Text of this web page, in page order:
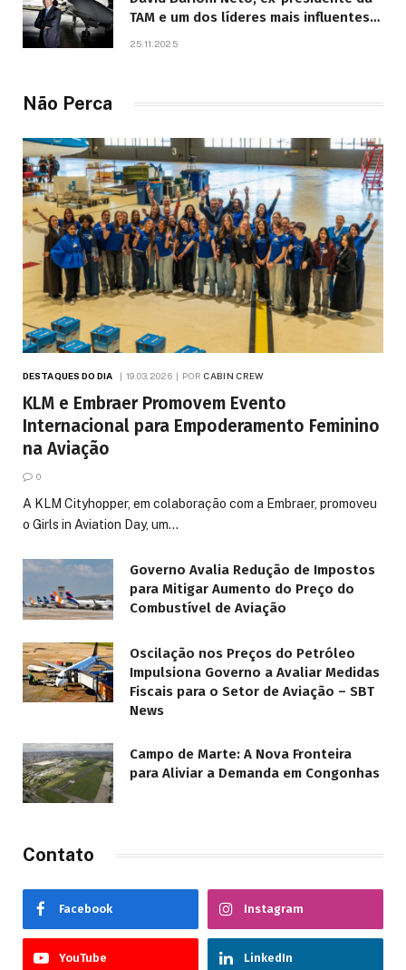
TAM e um dos líderes mais influentes
25.11.2025
Não Perca
DESTAQUES DO DIA 19.03.2026 POR CABIN CREW
KLM e Embraer Promovem Evento
Internacional para Empoderamento Feminino
na Aviação
0
A KLM Cityhopper, em colaboração com a Embraer, promoveu
o Girls in Aviation Day, um…
Governo Avalia Redução de Impostos
para Mitigar Aumento do Preço do
Combustível de Aviação
Oscilação nos Preços do Petróleo
Impulsiona Governo a Avaliar Medidas
Fiscais para o Setor de Aviação – SBT
News
Campo de Marte: A Nova Fronteira
para Aliviar a Demanda em Congonhas
Contato
Facebook Instagram
YouTube LinkedIn